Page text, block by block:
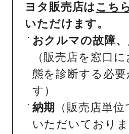
ヨタ販売店はこち
いただけます。
おクルマの故障
（販売店を窓口
態を診断する必要
す）
納期
（販売店単
いただいており